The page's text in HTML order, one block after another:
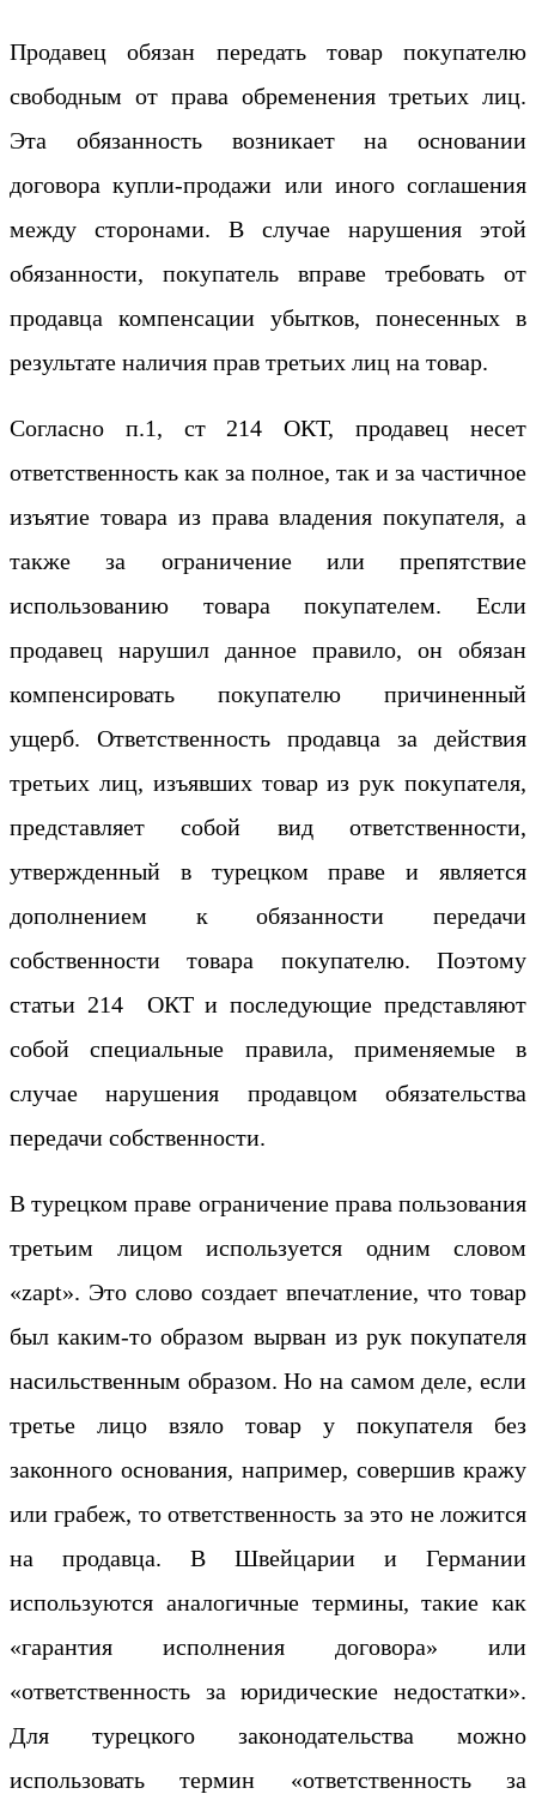
Продавец обязан передать товар покупателю
свободным от права обременения третьих лиц.
Эта обязанность возникает на основании
договора купли-продажи или иного соглашения
между сторонами. В случае нарушения этой
обязанности, покупатель вправе требовать от
продавца компенсации убытков, понесенных в
результате наличия прав третьих лиц на товар.
Согласно п.1, ст 214 ОКТ, продавец несет
ответственность как за полное, так и за частичное
изъятие товара из права владения покупателя, а
также за ограничение или препятствие
использованию товара покупателем. Если
продавец нарушил данное правило, он обязан
компенсировать покупателю причиненный
ущерб. Ответственность продавца за действия
третьих лиц, изъявших товар из рук покупателя,
представляет собой вид ответственности,
утвержденный в турецком праве и является
дополнением к обязанности передачи
собственности товара покупателю. Поэтому
статьи 214 ОКТ и последующие представляют
собой специальные правила, применяемые в
случае нарушения продавцом обязательства
передачи собственности.
В турецком праве ограничение права пользования
третьим лицом используется одним словом
«zapt». Это слово создает впечатление, что товар
был каким-то образом вырван из рук покупателя
насильственным образом. Но на самом деле, если
третье лицо взяло товар у покупателя без
законного основания, например, совершив кражу
или грабеж, то ответственность за это не ложится
на продавца. В Швейцарии и Германии
используются аналогичные термины, такие как
«гарантия исполнения договора» или
«ответственность за юридические недостатки».
Для турецкого законодательства можно
использовать термин «ответственность за